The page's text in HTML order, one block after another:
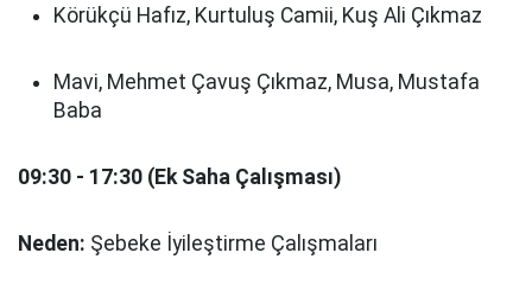
Körükçü Hafız, Kurtuluş Camii, Kuş Ali Çıkmaz
Mavi, Mehmet Çavuş Çıkmaz, Musa, Mustafa
Baba
09:30 - 17:30 (Ek Saha Çalışması)
Neden: Şebeke İyileştirme Çalışmaları